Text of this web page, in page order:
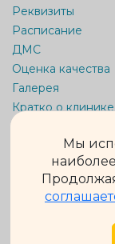
Мы
Реквизиты
Расписание
ДМС
Оценка качества
Галерея
Кратко о клинике
Информация на
Обращаем Ваше
носит
каких условиях
Российской
Подробную